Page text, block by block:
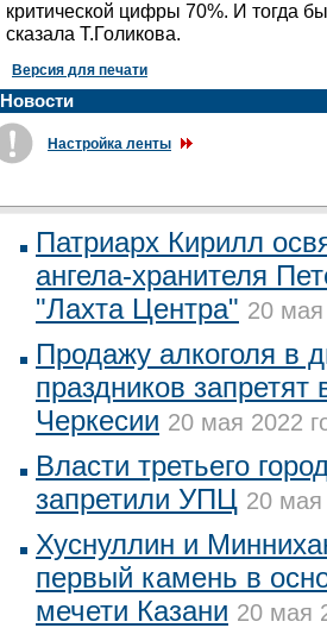
критической цифры 70%. И тогда
сказала Т.Голикова.
Версия для печати
Новости
Настройка ленты
Патриарх Кирилл
ангела-хранителя
"Лахта Центра" 20 мая
Продажу алкоголя в
праздников запретят
Черкесии 20 мая 2022
Власти третьего
запретили УПЦ 20 мая
Хуснуллин и
первый камень в
мечети Казани 20 мая